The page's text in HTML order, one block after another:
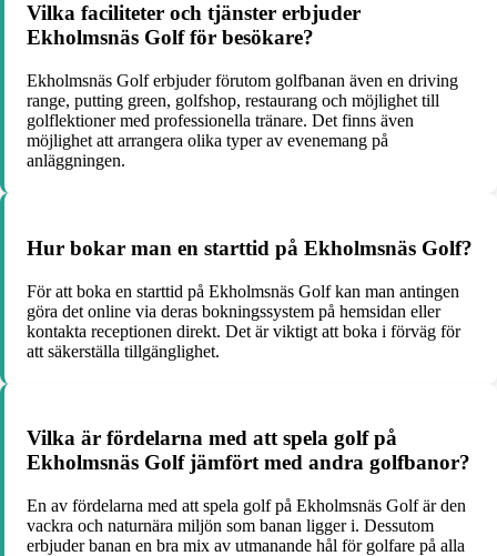
Vilka faciliteter och tjänster erbjuder
Ekholmsnäs Golf för besökare?
Ekholmsnäs Golf erbjuder förutom golfbanan även en driving
range, putting green, golfshop, restaurang och möjlighet till
golflektioner med professionella tränare. Det finns även
möjlighet att arrangera olika typer av evenemang på
anläggningen.
Hur bokar man en starttid på Ekholmsnäs Golf?
För att boka en starttid på Ekholmsnäs Golf kan man antingen
göra det online via deras bokningssystem på hemsidan eller
kontakta receptionen direkt. Det är viktigt att boka i förväg för
att säkerställa tillgänglighet.
Vilka är fördelarna med att spela golf på
Ekholmsnäs Golf jämfört med andra golfbanor?
En av fördelarna med att spela golf på Ekholmsnäs Golf är den
vackra och naturnära miljön som banan ligger i. Dessutom
erbjuder banan en bra mix av utmanande hål för golfare på alla